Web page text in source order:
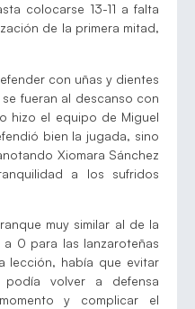
colocarse 13-11 a falta
de la primera mitad,
con uñas y dientes
fueran al descanso con
hizo el equipo de Miguel
bien la jugada, sino
Xiomara Sánchez
a los sufridos
muy similar al de la
0 para las lanzaroteñas
lección, había que evitar
volver a defensa
y complicar el